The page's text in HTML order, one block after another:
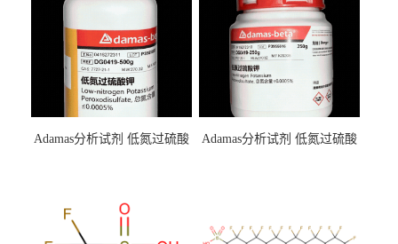
Adamas分析试剂 低氮过硫酸
（泰坦现货供应）
Adamas分析试剂 低氮过硫酸